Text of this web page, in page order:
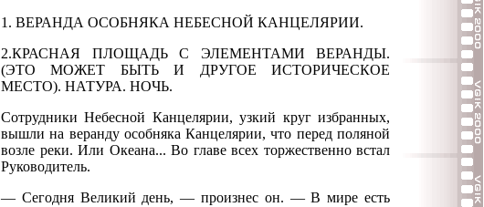
1. ВЕРАНДА ОСОБНЯКА НЕБЕСНОЙ КАНЦЕЛЯРИИ.
2.КРАСНАЯ ПЛОЩАДЬ С ЭЛЕМЕНТАМИ ВЕРАНДЫ.
(ЭТО МОЖЕТ БЫТЬ И ДРУГОЕ ИСТОРИЧЕСКОЕ
МЕСТО). НАТУРА. НОЧЬ.
Сотрудники Небесной Канцелярии, узкий круг избранных,
вышли на веранду особняка Канцелярии, что перед поляной
возле реки. Или Океана... Во главе всех торжественно встал
Руководитель.
— Сегодня Великий день, — произнес он. — В мире есть